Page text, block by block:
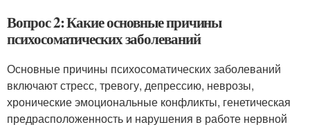
Вопрос 2: Какие основные причины
психосоматических заболеваний
Основные причины психосоматических заболеваний
включают стресс, тревогу, депрессию, неврозы,
хронические эмоциональные конфликты, генетическая
предрасположенность и нарушения в работе нервной